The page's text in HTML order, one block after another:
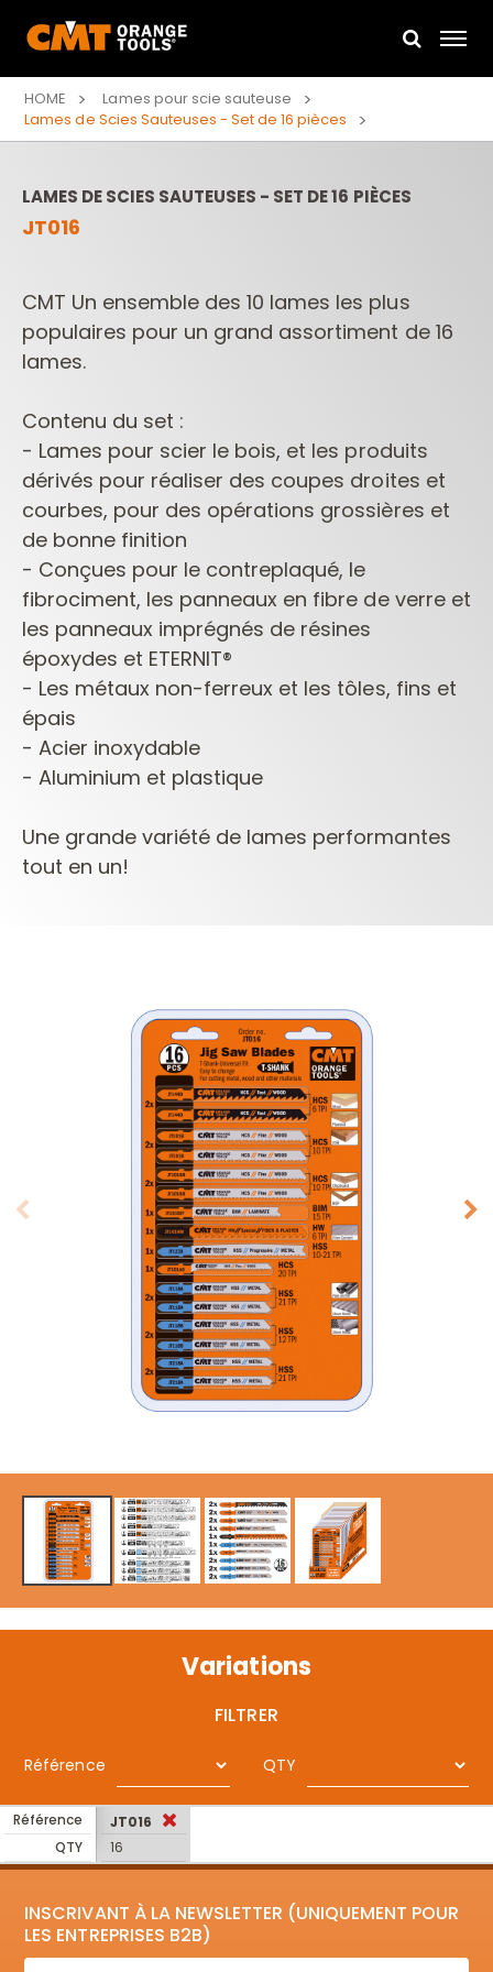
HOME
Lames pour scie sauteuse
Lames de Scies Sauteuses - Set de 16 pièces
LAMES DE SCIES SAUTEUSES - SET DE 16 PIÈCES
JT016
CMT Un ensemble des 10 lames les plus
populaires pour un grand assortiment de 16
lames.
Contenu du set :
- Lames pour scier le bois, et les produits
dérivés pour réaliser des coupes droites et
courbes, pour des opérations grossières et
de bonne finition
- Conçues pour le contreplaqué, le
fibrociment, les panneaux en fibre de verre et
les panneaux imprégnés de résines
époxydes et ETERNIT®
- Les métaux non-ferreux et les tôles, fins et
épais
- Acier inoxydable
- Aluminium et plastique
Une grande variété de lames performantes
tout en un!
Variations
FILTRER
Référence QTY
Référence
QTY
JT016
16
INSCRIVANT À LA NEWSLETTER (UNIQUEMENT POUR
LES ENTREPRISES B2B)